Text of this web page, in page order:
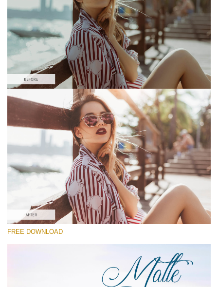
Veuillez sélectionner
Free Matte Preset #4
Matte Dream
(70 Lr Presets)
Matte Complete
(130 Lr Presets)
Must-Have Collection
FREE DOWNLOAD